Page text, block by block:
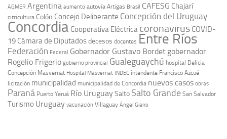
AGMER Argentina aumento autovía Artigas Brasil CAFESG Chajarí
citricultura Colón Concejo Deliberante Concepción del Uruguay
Concordia Cooperativa Eléctrica coronavirus COVID-
19 Cámara de Diputadosdecesos docentes Entre Ríos
Federación Federal Gobernador Gustavo Bordet gobernador
Rogelio Frigerio gobierno provincial Gualeguaychú hospital Delicia
Concepción Masvernat Hospital Masvernat INDEC intendente Francisco Azcué
licitación municipalidad municipalidad de Concordia nuevos casos obras
Paraná Puerto Yeruá Río UruguaySalto Salto Grande San Salvador
Turismo Uruguay vacunación Villaguay Ángel Giano